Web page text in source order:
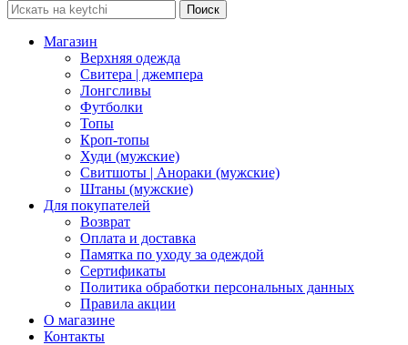
Поиск
Магазин
Верхняя одежда
Свитера | джемпера
Лонгсливы
Футболки
Топы
Кроп-топы
Худи (мужские)
Свитшоты | Анораки (мужские)
Штаны (мужские)
Для покупателей
Возврат
Оплата и доставка
Памятка по уходу за одеждой
Сертификаты
Политика обработки персональных данных
Правила акции
О магазине
Контакты